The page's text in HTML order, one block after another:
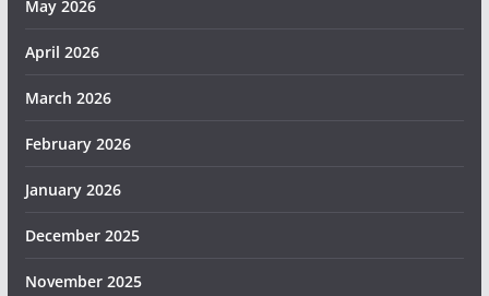
May 2026
April 2026
March 2026
February 2026
January 2026
December 2025
November 2025